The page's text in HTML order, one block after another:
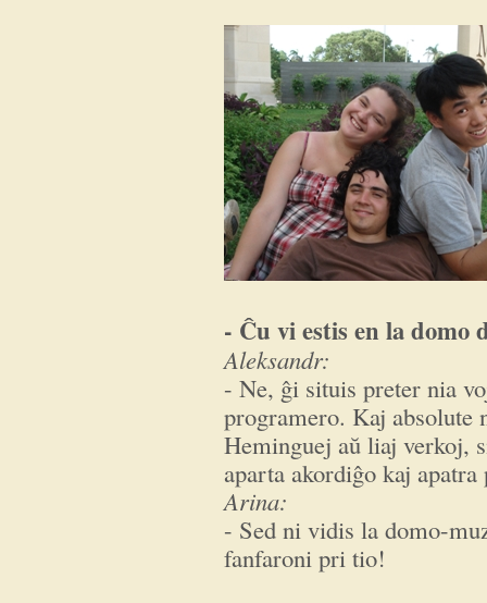
- Ĉu vi estis en la domo
Aleksandr:
- Ne, ĝi situis preter nia
programero. Kaj
Heminguej aŭ liaj verkoj,
aparta akordiĝo kaj
Arina:
- Sed ni vidis la domo-
fanfaroni pri tio!